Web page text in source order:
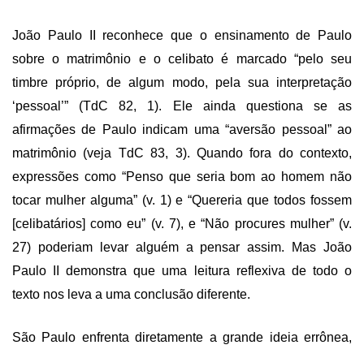
João Paulo II reconhece que o ensinamento de Paulo
sobre o matrimônio e o celibato é marcado “pelo seu
timbre próprio, de algum modo, pela sua interpretação
‘pessoal’” (TdC 82, 1). Ele ainda questiona se as
afirmações de Paulo indicam uma “aversão pessoal” ao
matrimônio (veja TdC 83, 3). Quando fora do contexto,
expressões como “Penso que seria bom ao homem não
tocar mulher alguma” (v. 1) e “Quereria que todos fossem
[celibatários] como eu” (v. 7), e “Não procures mulher” (v.
27) poderiam levar alguém a pensar assim. Mas João
Paulo II demonstra que uma leitura reflexiva de todo o
texto nos leva a uma conclusão diferente.
São Paulo enfrenta diretamente a grande ideia errônea,